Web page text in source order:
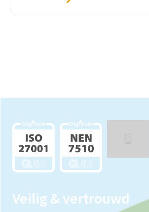
Veilig & vertrouwd